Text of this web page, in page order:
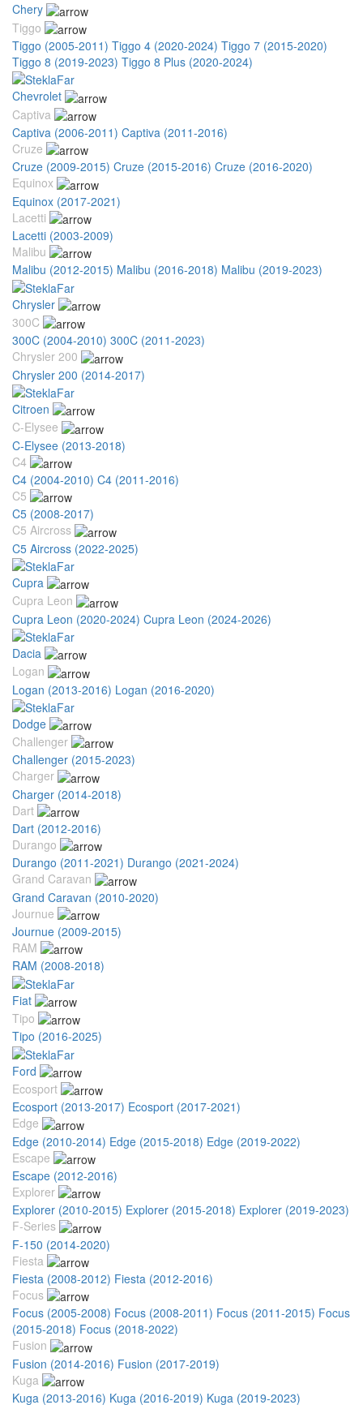
Chery
Tiggo
Tiggo (2005-2011) Tiggo 4 (2020-2024) Tiggo 7 (2015-2020)
Tiggo 8 (2019-2023) Tiggo 8 Plus (2020-2024)
Chevrolet
Captiva
Captiva (2006-2011) Captiva (2011-2016)
Cruze
Cruze (2009-2015) Cruze (2015-2016) Cruze (2016-2020)
Equinox
Equinox (2017-2021)
Lacetti
Lacetti (2003-2009)
Malibu
Malibu (2012-2015) Malibu (2016-2018) Malibu (2019-2023)
Chrysler
300C
300C (2004-2010) 300C (2011-2023)
Chrysler 200
Chrysler 200 (2014-2017)
Citroen
C-Elysee
C-Elysee (2013-2018)
C4
C4 (2004-2010) C4 (2011-2016)
C5
C5 (2008-2017)
C5 Aircross
C5 Aircross (2022-2025)
Cupra
Cupra Leon
Cupra Leon (2020-2024) Cupra Leon (2024-2026)
Dacia
Logan
Logan (2013-2016) Logan (2016-2020)
Dodge
Challenger
Challenger (2015-2023)
Charger
Charger (2014-2018)
Dart
Dart (2012-2016)
Durango
Durango (2011-2021) Durango (2021-2024)
Grand Caravan
Grand Caravan (2010-2020)
Journue
Journue (2009-2015)
RAM
RAM (2008-2018)
Fiat
Tipo
Tipo (2016-2025)
Ford
Ecosport
Ecosport (2013-2017) Ecosport (2017-2021)
Edge
Edge (2010-2014) Edge (2015-2018) Edge (2019-2022)
Escape
Escape (2012-2016)
Explorer
Explorer (2010-2015) Explorer (2015-2018) Explorer (2019-2023)
F-Series
F-150 (2014-2020)
Fiesta
Fiesta (2008-2012) Fiesta (2012-2016)
Focus
Focus (2005-2008) Focus (2008-2011) Focus (2011-2015) Focus
(2015-2018) Focus (2018-2022)
Fusion
Fusion (2014-2016) Fusion (2017-2019)
Kuga
Kuga (2013-2016) Kuga (2016-2019) Kuga (2019-2023)